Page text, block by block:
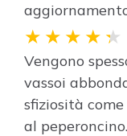
Vengono
vassoi
sfiziosità
al